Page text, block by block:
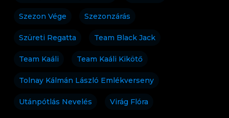
Szezon Vége Szezonzárás
Szüreti Regatta Team Black Jack
Team Kaáli Team Kaáli Kikötő
Tolnay Kálmán László Emlékverseny
Utánpótlás Nevelés Virág Flóra